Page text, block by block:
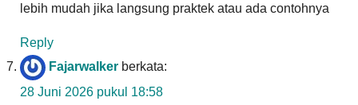
lebih mudah jika langsung praktek atau ada contohnya
Reply
Fajarwalker berkata:
28 Juni 2026 pukul 18:58